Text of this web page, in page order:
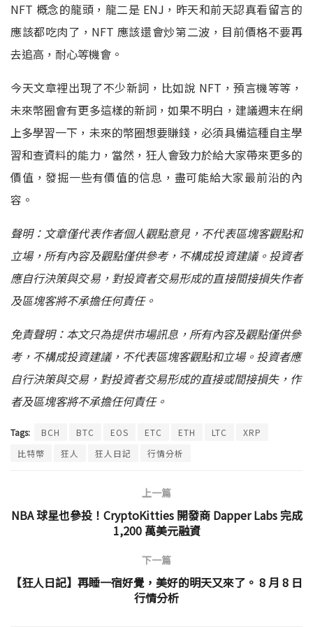
NFT 概念的龍頭，龍二是 ENJ，昨天和前天認真看留言的
應該都吃肉了，NFT 應該還會炒第二波，目前價格不要再
去追高，耐心等機會。
今天文章裡出現了不少新詞，比如說 NFT，預言機等等，
未來幣圈會有更多這樣的新詞，如果不明白，建議週末在網
上多學習一下，未來的幣圈想要賺錢，必須具備這種自主學
習和查資料的能力，當然，狂人會致力於給大家帶來更多的
價值，發掘一些有價值的信息，盡可能給大家最前沿的內
容。
聲明：文章僅代表作者個人觀點意見，不代表區塊客觀點和
立場，所有內容及觀點僅供參考，不構成投資建議。投資者
應自行決策與交易，對投資者交易形成的直接間接損失作者
及區塊客將不承擔任何責任。
免責聲明：本文只為提供市場訊息，所有內容及觀點僅供參
考，不構成投資建議，不代表區塊客觀點和立場。投資者應
自行決策與交易，對投資者交易形成的直接或間接損失，作
者及區塊客將不承擔任何責任。
Tags: BCH BTC EOS ETC ETH LTC
XRP
比特幣
狂人 狂人日記 行情分析
上一篇
NBA 球星也參投！CryptoKitties 開發商 Dapper Labs 完成
1,200 萬美元融資
下一篇
【狂人日記】再睡一宿好覺，美好的明天又來了。 8 月 8 日
行情分析